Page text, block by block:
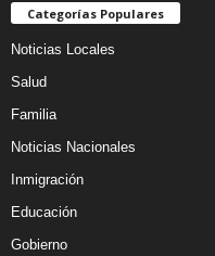
Categorías Populares
Noticias Locales
Salud
Familia
Noticias Nacionales
Inmigración
Educación
Gobierno